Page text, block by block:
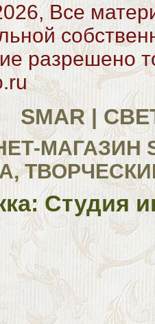
Все
разрешено
SMAR |
МАГАЗИН
Студия